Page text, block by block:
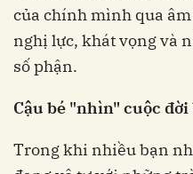
của chính mình qua
nghị lực, khát vọng và
số phận.
Cậu bé "nhìn" cuộc đời
Trong khi nhiều bạn